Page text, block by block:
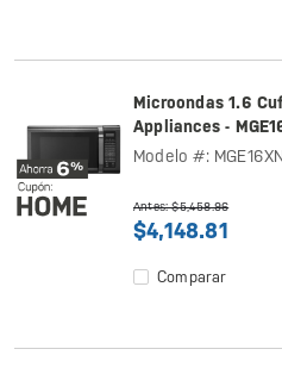
Microondas 1.6
Appliances -
Modelo #:
Antes: $5,458.96
$4,148.81
Comparar